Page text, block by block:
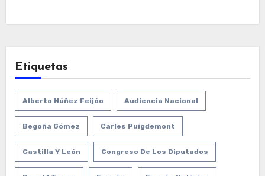
Etiquetas
Alberto Núñez Feijóo Audiencia Nacional
Begoña Gómez Carles Puigdemont
Castilla Y León Congreso De Los Diputados